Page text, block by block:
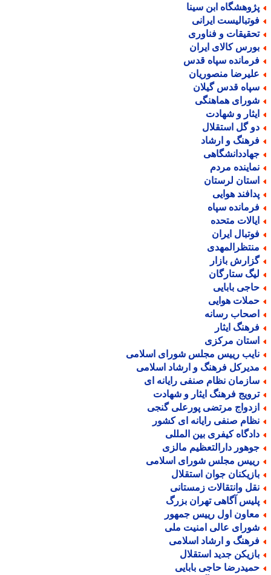
ابن سینا
ایرانی
و فناوری
کالای ایران
سپاه قدس
منصوریان
قدس گیلان
هماهنگی
و شهادت
گل استقلال
و ارشاد
مردم
لرستان
هوایی
سپاه
متحده
ایران
بازار
ستارگان
بابایی
هوایی
رسانه
ایثار
مرکزی
رییس مجلس شورای اسلامی
فرهنگ و ارشاد اسلامی
نظام صنفی رایانه ای
فرهنگ ایثار و شهادت
مرتضی پورعلی گنجی
صنفی رایانه ای کشور
کیفری بین المللی
دارالتعظیم مالزی
مجلس شورای اسلامی
جوان استقلال
وانتقالات زمستانی
آگاهی تهران بزرگ
اول رییس جمهور
عالی امنیت ملی
و ارشاد اسلامی
جدید استقلال
حاجی بابایی